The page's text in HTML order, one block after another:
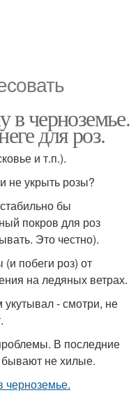
в черноземье.
для роз.
и т.п.).
не укрыть розы?
бы
покров для роз
Это честно).
побеги роз) от
на ледяных ветрах.
- смотри, не
В последние
не хилые.